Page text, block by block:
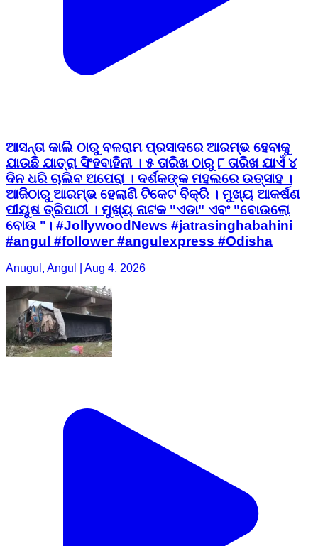
ଆସନ୍ତା କାଲି ଠାରୁ ବଳରାମ ପ୍ରସାଦରେ ଆରମ୍ଭ ହେବାକୁ
ଯାଉଛି ଯାତ୍ରା ସିଂହବାହିନୀ । ୫ ତାରିଖ ଠାରୁ ୮ ତାରିଖ ଯାଏଁ ୪
ଦିନ ଧରି ଚାଲିବ ଅପେରା । ଦର୍ଶକଙ୍କ ମହଲରେ ଉତ୍ସାହ ।
ଆଜିଠାରୁ ଆରମ୍ଭ ହେଲାଣି ଟିକେଟ ବିକ୍ରି । ମୁଖ୍ୟ ଆକର୍ଷଣ
ପୀୟୁଷ ତ୍ରିପାଠୀ । ମୁଖ୍ୟ ନାଟକ "ଏଡା" ଏବଂ "ବୋଉଲୋ
ବୋଉ "। #JollywoodNews #jatrasinghabahini
#angul #follower #angulexpress #Odisha
Anugul, Angul | Aug 4, 2026